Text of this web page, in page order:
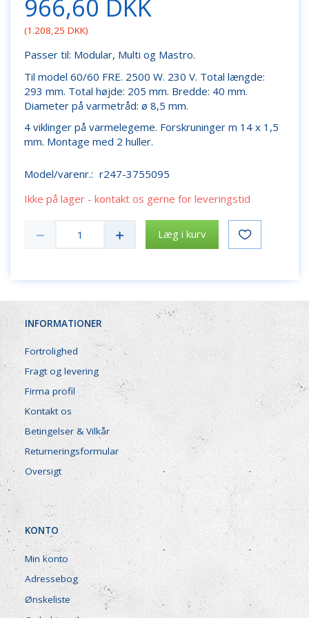
966,60 DKK
(1.208,25 DKK)
Passer til: Modular, Multi og Mastro.
Til model 60/60 FRE. 2500 W. 230 V. Total længde:
293 mm. Total højde: 205 mm. Bredde: 40 mm.
Diameter på varmetråd: ø 8,5 mm.
4 viklinger på varmelegeme. Forskruninger m 14 x 1,5
mm. Montage med 2 huller.
Model/varenr.: r247-3755095
Ikke på lager - kontakt os gerne for leveringstid
Læg i kurv
INFORMATIONER
Fortrolighed
Fragt og levering
Firma profil
Kontakt os
Betingelser & Vilkår
Returneringsformular
Oversigt
KONTO
Min konto
Adressebog
Ønskeliste